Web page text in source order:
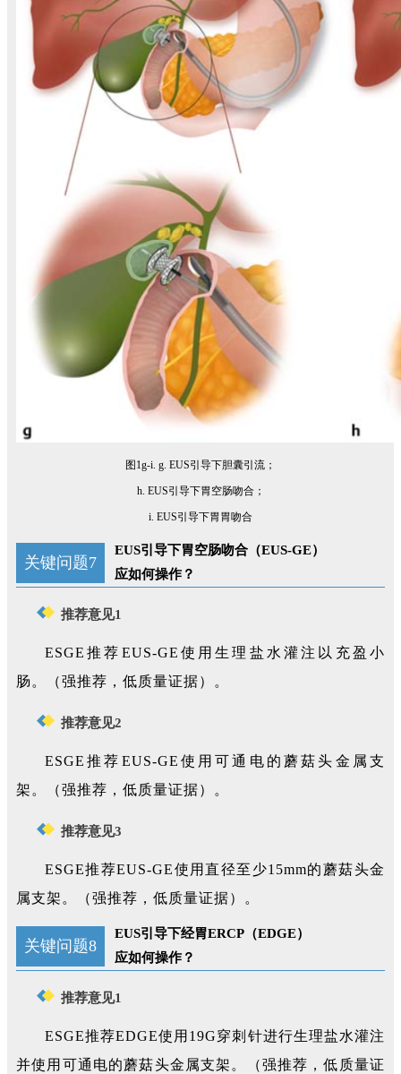
图1g-i. g. EUS引导下胆囊引流；
h. EUS引导下胃空肠吻合；
i. EUS引导下胃胃吻合
关键问题7
EUS引导下胃空肠吻合（EUS-GE）
应如何操作？
推荐意见1
ESGE推荐EUS-GE使用生理盐水灌注以充盈小
肠。（强推荐，低质量证据）。
推荐意见2
ESGE推荐EUS-GE使用可通电的蘑菇头金属支
架。（强推荐，低质量证据）。
推荐意见3
ESGE推荐EUS-GE使用直径至少15mm的蘑菇头金
属支架。（强推荐，低质量证据）。
关键问题8
EUS引导下经胃ERCP（EDGE）
应如何操作？
推荐意见1
ESGE推荐EDGE使用19G穿刺针进行生理盐水灌注
并使用可通电的蘑菇头金属支架。（强推荐，低质量证